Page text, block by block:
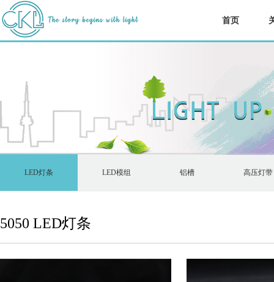
首页
LED灯条 LED模组 铝槽 高压灯带
5050 LED灯条